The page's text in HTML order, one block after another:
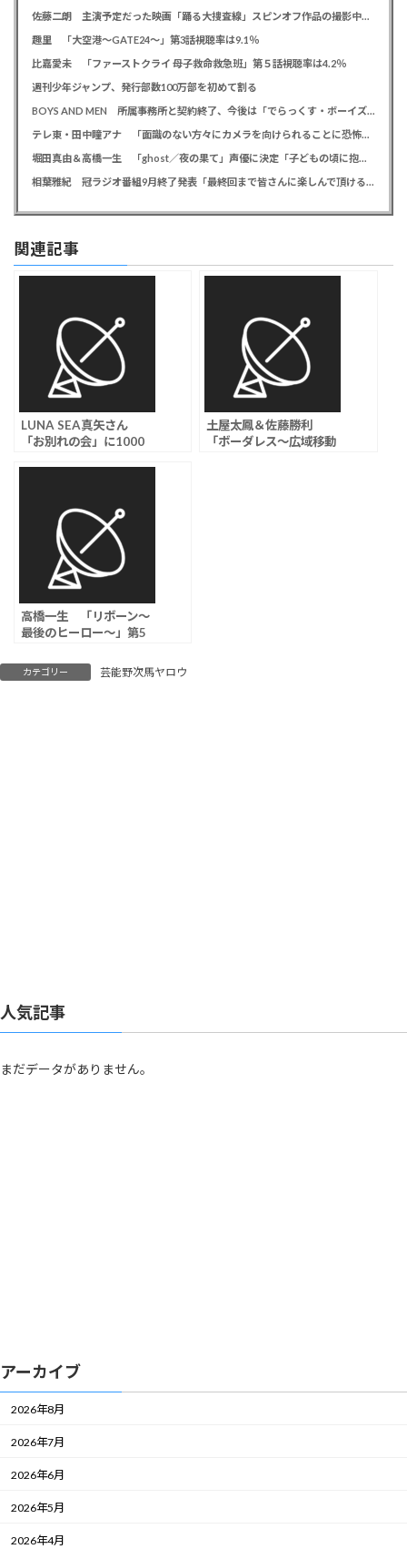
佐藤二朗 主演予定だった映画「踊る大捜査線」スピンオフ作品の撮影中止が正式に決定か
趣里 「大空港～GATE24～」第3話視聴率は9.1％
比嘉愛未 「ファーストクライ 母子救命救急班」第５話視聴率は4.2％
週刊少年ジャンプ、発行部数100万部を初めて割る
BOYS AND MEN 所属事務所と契約終了、今後は「でらっくす・ボーイズ」として活動
テレ東・田中瞳アナ 「面識のない方々にカメラを向けられることに恐怖を」 ロケ撮影時に勝手に撮影してくる人に注意喚起
堀田真由＆高橋一生 「ghost／夜の果て」声優に決定「子どもの頃に抱いていた言葉にはできない沢山の感情を思い出しました」
相葉雅紀 冠ラジオ番組9月終了発表「最終回まで皆さんに楽しんで頂ける番組を」、ファンからは悲しみの声
関連記事
LUNA SEA真矢さん
「お別れの会」に1000
土屋太鳳＆佐藤勝利
「ボーダレス～広域移動
高橋一生 「リボーン～
最後のヒーロー～」第5
カテゴリー 芸能野次馬ヤロウ
人気記事
まだデータがありません。
アーカイブ
2026年8月
2026年7月
2026年6月
2026年5月
2026年4月